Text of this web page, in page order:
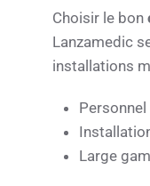
Choisir le bon
Lanzamedic
installations
Large